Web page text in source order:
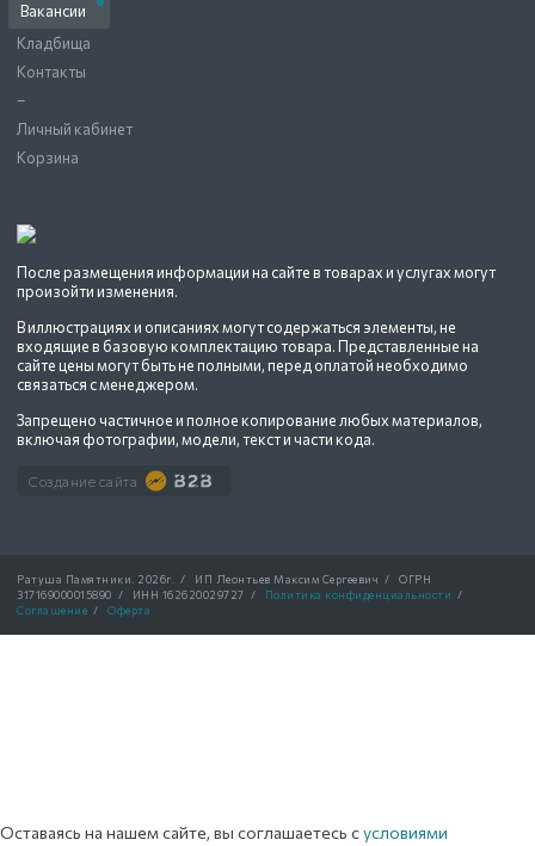
После размещения информации на сайте в товарах и услугах могут
произойти изменения.
В иллюстрациях и описаниях могут содержаться элементы, не
входящие в базовую комплектацию товара. Представленные на
сайте цены могут быть не полными, перед оплатой необходимо
связаться с менеджером.
Запрещено частичное и полное копирование любых материалов,
включая фотографии, модели, текст и части кода.
Создание сайта
Вакансии
Кладбища
Контакты
–
Личный кабинет
Корзина
Ратуша Памятники. 2026г. / ИП Леонтьев Максим Сергеевич /
ОГРН
317169000015890 / ИНН 162620029727 / Политика конфиденциальности /
Соглашение / Оферта
Оставаясь на нашем сайте, вы соглашаетесь сусловиями